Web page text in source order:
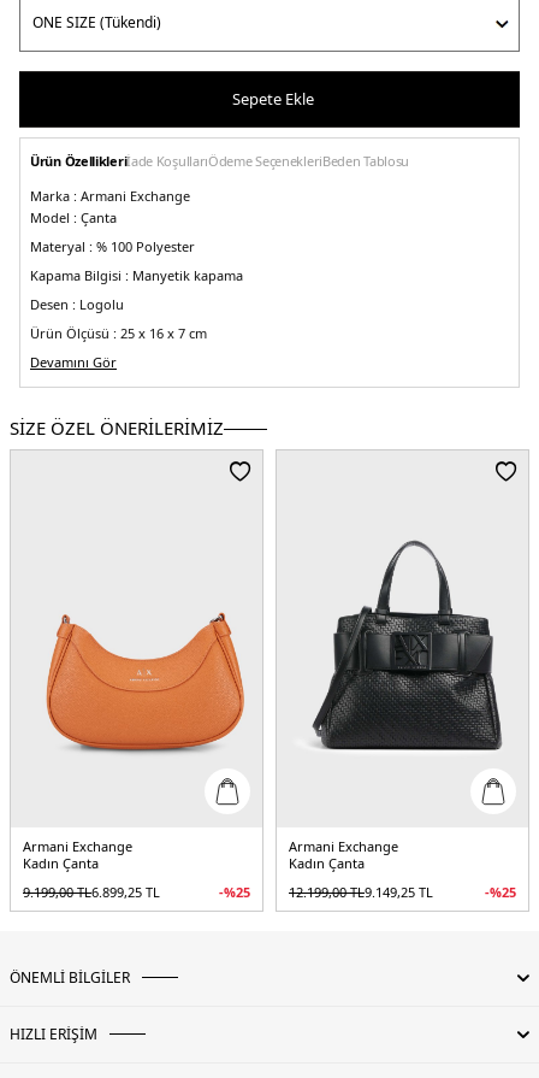
Sepete Ekle
Ürün Özellikleriİade KoşullarıÖdeme SeçenekleriBeden Tablosu
Marka : Armani Exchange
Model : Çanta
Materyal : % 100 Polyester
Kapama Bilgisi : Manyetik kapama
Desen : Logolu
Ürün Ölçüsü : 25 x 16 x 7 cm
Detay :
-Zincir askı detaylı
- Metalik logo detayı
- Ayarlanabilir askılı
Devamını Gör
SİZE ÖZEL ÖNERİLERİMİZ
Armani Exchange
Kadın Çanta
9.199,00TL6.899,25 TL -%25
Armani Exchange
Kadın Çanta
12.199,00TL9.149,25 TL -%25
ÖNEMLİ BİLGİLER
HIZLI ERİŞİM